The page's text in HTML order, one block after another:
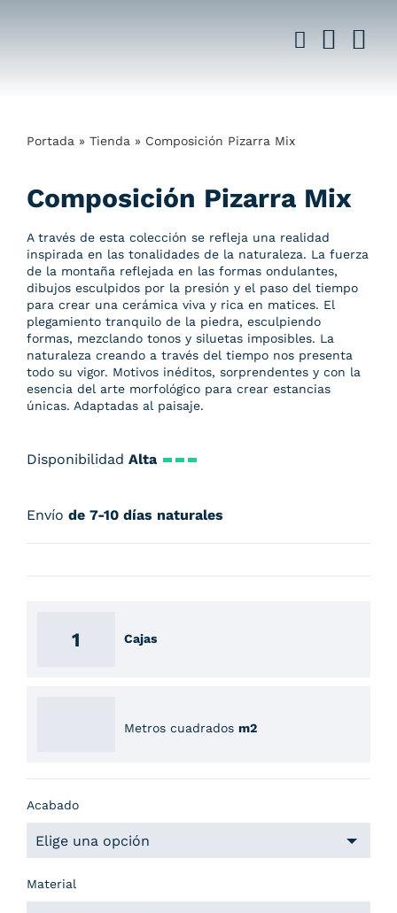
Portada » Tienda » Composición Pizarra Mix
Composición Pizarra Mix
A través de esta colección se refleja una realidad
inspirada en las tonalidades de la naturaleza. La fuerza
de la montaña reflejada en las formas ondulantes,
dibujos esculpidos por la presión y el paso del tiempo
para crear una cerámica viva y rica en matices. El
plegamiento tranquilo de la piedra, esculpiendo
formas, mezclando tonos y siluetas imposibles. La
naturaleza creando a través del tiempo nos presenta
todo su vigor. Motivos inéditos, sorprendentes y con la
esencia del arte morfológico para crear estancias
únicas. Adaptadas al paisaje.
Disponibilidad Alta
Envío de 7-10 días naturales
Cajas
Metros cuadrados m2
Acabado
Material